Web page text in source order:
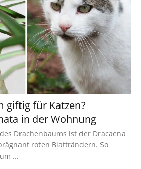
giftig für Katzen?
in der Wohnung
Drachenbaums ist der Dracaena
roten Blatträndern. So
...